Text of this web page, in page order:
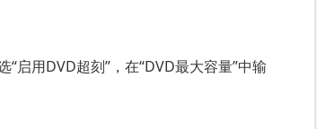
启用DVD超刻”，在“DVD最大容量”中输